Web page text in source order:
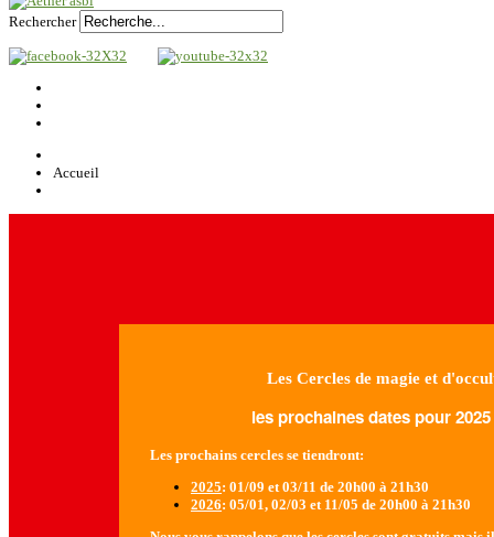
Rechercher
Accueil
Les Cercles de magie et
les prochaines dates pour 2025
Les prochains cercles se tiendront:
2025: 01/09 et 03/11 de 20h00 à 21h30
2026: 05/01, 02/03 et 11/05 de 20h00 à 21h30